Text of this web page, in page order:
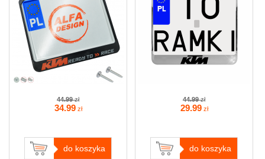
44.99 zł
34.99 zł
do koszyka
44.99 zł
29.99 zł
do koszyka